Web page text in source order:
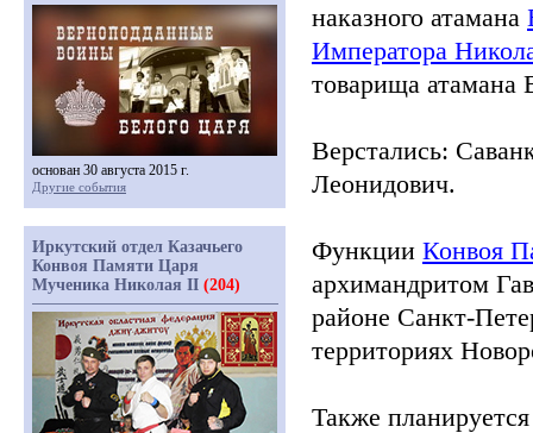
наказного атамана
Императора
товарища атамана
Верстались:
Леонидович.
Функции Конвоя
архимандритом
районе Санкт-
территориях
Также
основан 30 августа 2015 г.
Другие события
Иркутский отдел Казачьего
Конвоя Памяти Царя
Мученика Николая II (204)